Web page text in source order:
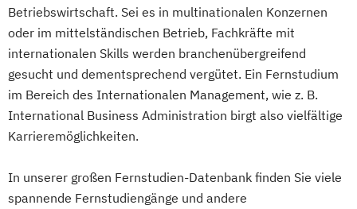
Betriebswirtschaft. Sei es in multinationalen Konzernen
oder im mittelständischen Betrieb, Fachkräfte mit
internationalen Skills werden branchenübergreifend
gesucht und dementsprechend vergütet. Ein Fernstudium
im Bereich des Internationalen Management, wie z. B.
International Business Administration birgt also vielfältige
Karrieremöglichkeiten.
In unserer großen Fernstudien-Datenbank finden Sie viele
spannende Fernstudiengänge und andere